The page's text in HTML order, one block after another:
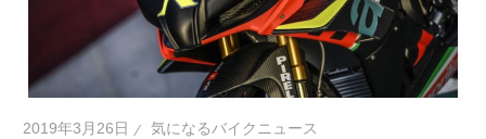
2019年3月26日 気になるバイクニュース